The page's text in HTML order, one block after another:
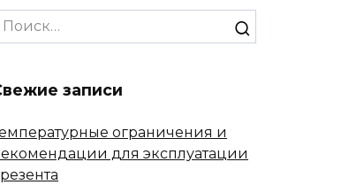
записи
ограничения и
для эксплуатации